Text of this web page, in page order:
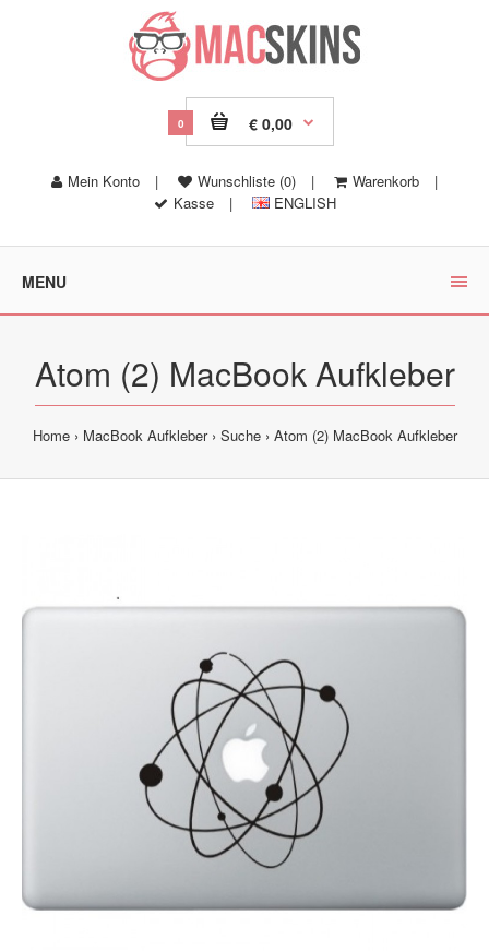
0 € 0,00
Mein Konto | Wunschliste (0) | Warenkorb
|
Kasse
| ENGLISH
MENU
Atom (2) MacBook Aufkleber
Home MacBook Aufkleber Suche Atom (2) MacBook Aufkleber